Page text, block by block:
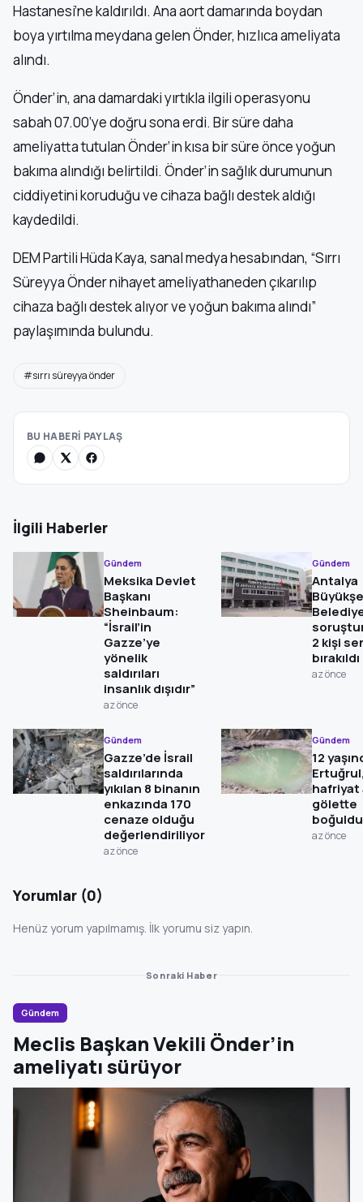
Hastanesi’ne kaldırıldı. Ana aort damarında boydan
boya yırtılma meydana gelen Önder, hızlıca ameliyata
alındı.
Önder’in, ana damardaki yırtıkla ilgili operasyonu
sabah 07.00’ye doğru sona erdi. Bir süre daha
ameliyatta tutulan Önder’in kısa bir süre önce yoğun
bakıma alındığı belirtildi. Önder’in sağlık durumunun
ciddiyetini koruduğu ve cihaza bağlı destek aldığı
kaydedildi.
DEM Partili Hüda Kaya, sanal medya hesabından, “Sırrı
Süreyya Önder nihayet ameliyathaneden çıkarılıp
cihaza bağlı destek alıyor ve yoğun bakıma alındı”
paylaşımında bulundu.
#sırrı süreyya önder
BU HABERİ PAYLAŞ
İlgili Haberler
Gündem
Meksika Devlet
Başkanı
Sheinbaum:
“İsrail’in
Gazze’ye
yönelik
saldırıları
insanlık dışıdır”
az önce
Gündem
Antalya
2 kişi
bırakıldı
az önce
Gündem
Gazze’de İsrail
saldırılarında
yıkılan 8 binanın
enkazında 170
cenaze olduğu
değerlendiriliyor
az önce
Gündem
12
hafriyat
gölette
boğuldu
az önce
Yorumlar (0)
Henüz yorum yapılmamış. İlk yorumu siz yapın.
Sonraki Haber
Gündem
Meclis Başkan Vekili Önder’in
ameliyatı sürüyor